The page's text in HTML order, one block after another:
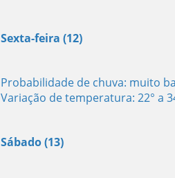
Sexta-feira (12)
Probabilidade de chuva: muito
Variação de temperatura: 22° a
Sábado (13)